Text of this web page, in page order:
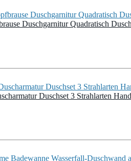
Duschgarnitur Quadratisch
Duschset 3 Strahlarten